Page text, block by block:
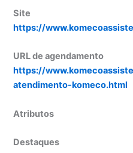
Site
https://
URL de agendamento
https://
atendimento-komeco.html
Atributos
Destaques